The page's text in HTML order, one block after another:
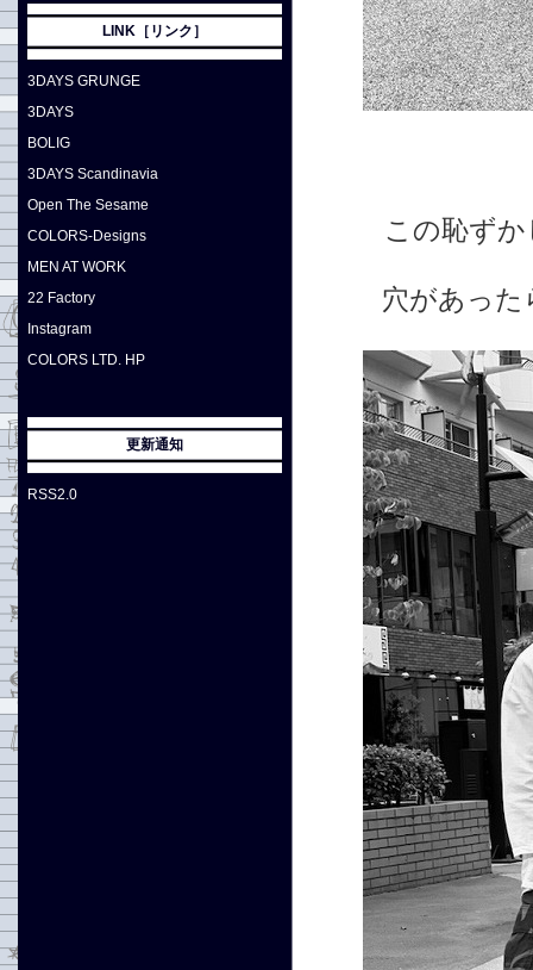
この恥ず
穴があった
LINK［リンク］
3DAYS GRUNGE
3DAYS
BOLIG
3DAYS Scandinavia
Open The Sesame
COLORS-Designs
MEN AT WORK
22 Factory
Instagram
COLORS LTD. HP
更新通知
RSS2.0